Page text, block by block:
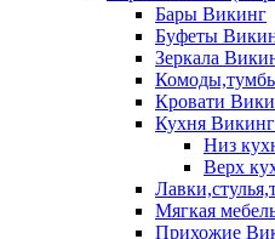
Бары Викинг
Буфеты
Зеркала
Кровати
Кухня Викинг
Низ
Верх
Мягкая
Прихожие